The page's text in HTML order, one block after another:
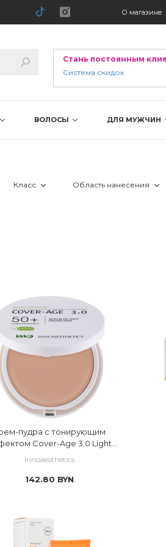
О магазине
Стань постоянным
Система скидок
ВОЛОСЫ ДЛЯ МУЖЧИН
Класс Область нанесения
пудра с тонирующим
Cover-Age 3.0 Light
Innoaesthetics
142.80 BYN